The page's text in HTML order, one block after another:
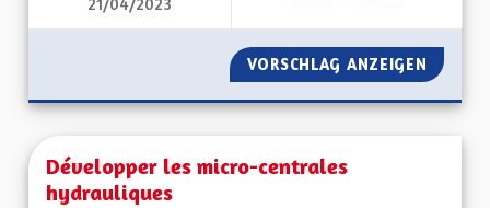
ALSACIEN:
VORSCHLAG ANZEIGEN
Développer les micro-centrales
hydrauliques